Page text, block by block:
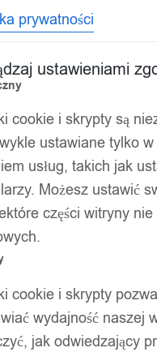
prywatności
ustawieniami
cookie i skrypty są
ustawiane tylko
usług, takich jak
Możesz ustawić
części witryny
cookie i skrypty
wydajność naszej
jak odwiedzający